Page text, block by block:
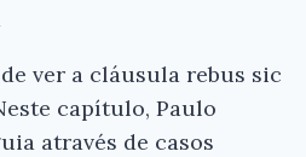
ver a cláusula rebus sic
capítulo, Paulo
através de casos